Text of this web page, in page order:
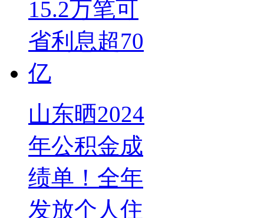
山东晒2024
年公积金成
绩单！全年
发放个人住